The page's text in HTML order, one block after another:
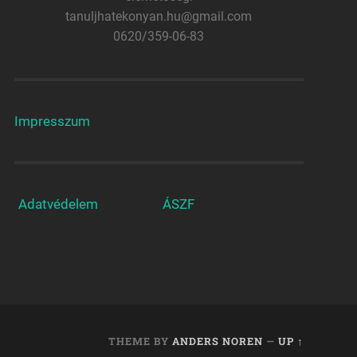
tanuljhatekonyan.hu@gmail.com
0620/359-06-83
Impresszum
Adatvédelem ÁSZF
THEME BY ANDERS NOREN — UP ↑